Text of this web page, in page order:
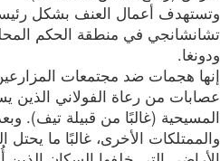
أعمال العنف بشكل
في منطقة الحكم
هجمات ضد مجتمعات
من رعاة الفولاني الذين
(غالبًا من قبيلة تيف). وبعد
الأخرى، غالبًا ما يحتل